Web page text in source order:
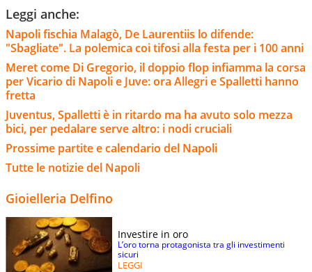
Leggi anche:
Napoli fischia Malagò, De Laurentiis lo difende:
"Sbagliate". La polemica coi tifosi alla festa per i 100 anni
Meret come Di Gregorio, il doppio flop infiamma la corsa
per Vicario di Napoli e Juve: ora Allegri e Spalletti hanno
fretta
Juventus, Spalletti è in ritardo ma ha avuto solo mezza
bici, per pedalare serve altro: i nodi cruciali
Prossime partite e calendario del Napoli
Tutte le notizie del Napoli
Gioielleria Delfino
Investire in oro
L’oro torna protagonista tra gli investimenti
sicuri
LEGGI